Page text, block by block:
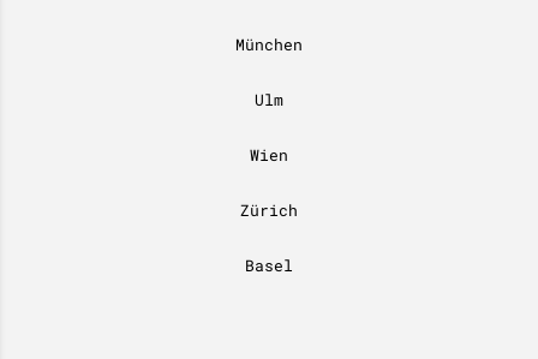
München
Ulm
Wien
Zürich
Basel